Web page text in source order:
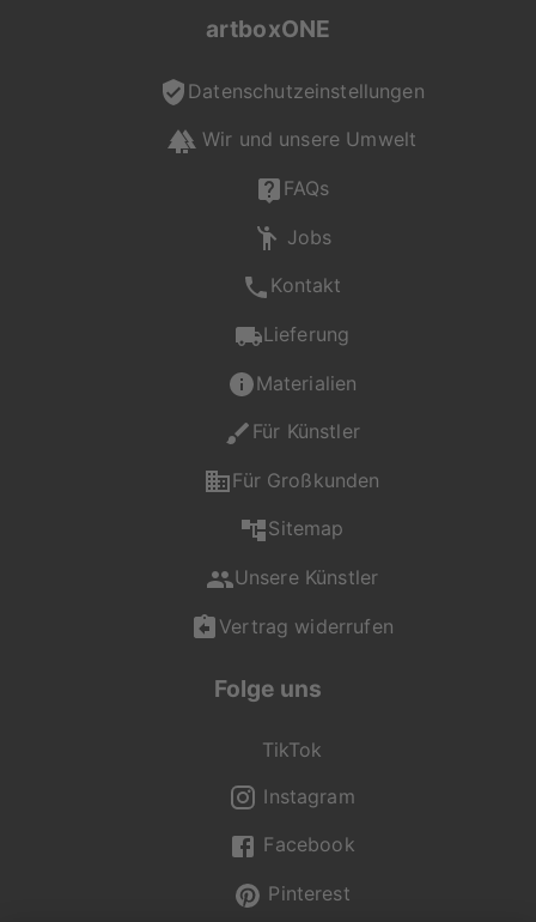
individuell für dich
Liebe zum Detail
persönliches
gewohnt hohen
Qualität von
artboxONE.
Falls du Fragen zu
Motiv, Produkt oder
Format hast, ist unser
Kundenservice gerne
unterstützt dich bei
Fr von 08:00 - 20:00
Uhr, Sa - So von 12:00
(0) 2236 329 9695
artboxONE
Datenschutzeinstellungen
Wir und unsere Umwelt
FAQs
Jobs
Kontakt
Lieferung
Materialien
Für Künstler
Für Großkunden
Sitemap
Unsere Künstler
Vertrag widerrufen
Folge uns
TikTok
Instagram
Facebook
Pinterest